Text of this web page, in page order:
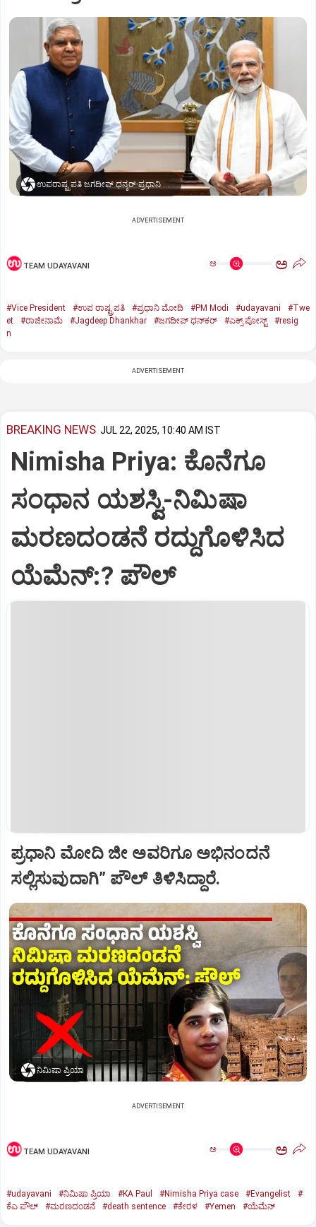
ಉಪರಾಷ್ಟ್ರಪತಿ ಜಗದೀಪ್‌ ಧನ್ಕರ್-ಪ್ರಧಾನಿ ಮೋದಿ
ADVERTISEMENT
TEAM UDAYAVANI ಅ ಅ
#Vice President #ಉಪ ರಾಷ್ಟ್ರಪತಿ #ಪ್ರಧಾನಿ ಮೋದಿ #PM Modi #udayavani
#Twe
et
#ರಾಜೀನಾಮೆ #Jagdeep Dhankhar #ಜಗದೀಪ್‌ ಧನ್‌ಕರ್‌ #ಎಕ್ಸ್‌ ಪೋಸ್ಟ್
#resig
n
ADVERTISEMENT
BREAKING NEWS JUL 22, 2025, 10:40 AM IST
Nimisha Priya: ಕೊನೆಗೂ
ಸಂಧಾನ ಯಶಸ್ವಿ-ನಿಮಿಷಾ
ಮರಣದಂಡನೆ ರದ್ದುಗೊಳಿಸಿದ
ಯೆಮೆನ್:? ಪೌಲ್
ಪ್ರಧಾನಿ ಮೋದಿ ಜೀ ಅವರಿಗೂ ಅಭಿನಂದನೆ
ಸಲ್ಲಿಸುವುದಾಗಿ” ಪೌಲ್‌ ತಿಳಿಸಿದ್ದಾರೆ.
ನಿಮಿಷಾ ಪ್ರಿಯಾ
ADVERTISEMENT
TEAM UDAYAVANI ಅ ಅ
#udayavani #ನಿಮಿಷಾ ಪ್ರಿಯಾ #KA Paul #Nimisha Priya case #Evangelist
#
ಕೆಎ ಪೌಲ್
#ಮರಣದಂಡನೆ #death sentence #ಕೇರಳ #Yemen #ಯೆಮೆನ್‌